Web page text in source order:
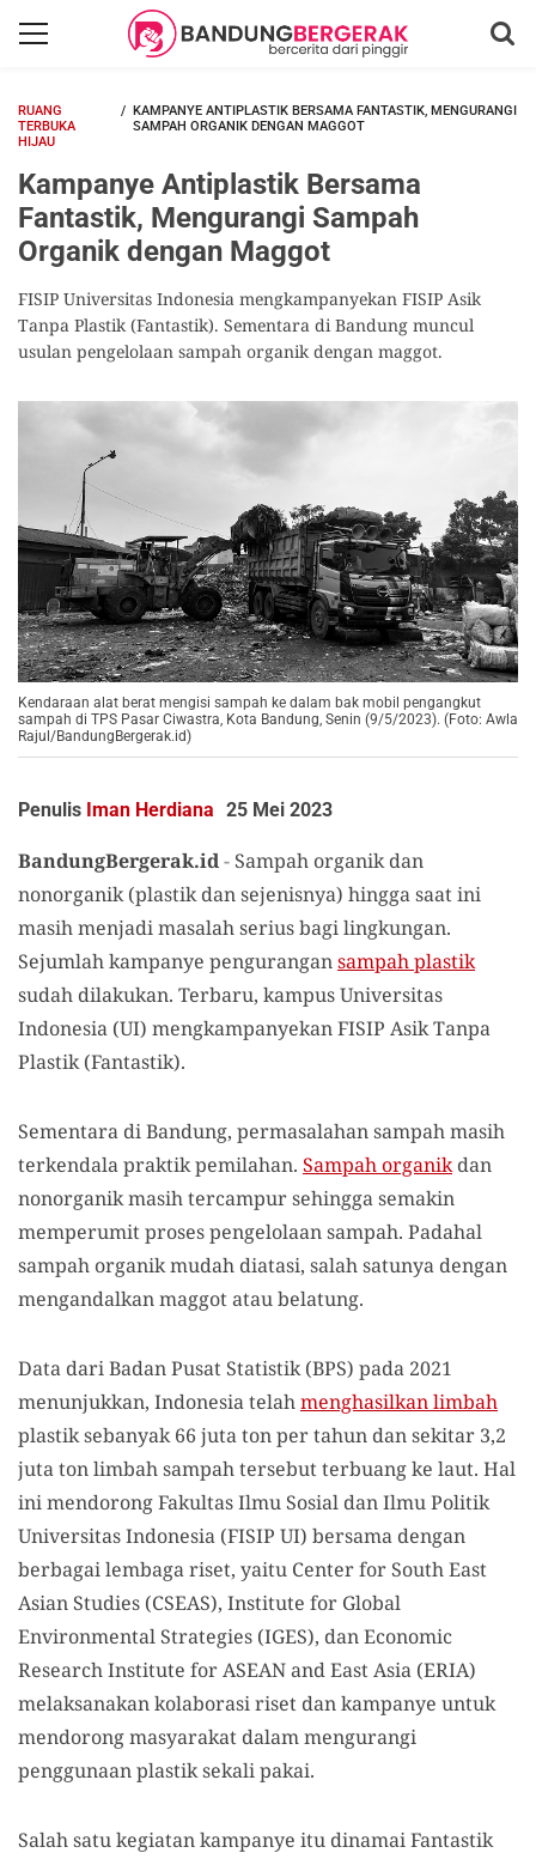
RUANG
TERBUKA
HIJAU
KAMPANYE ANTIPLASTIK BERSAMA FANTASTIK, MENGURANGI
SAMPAH ORGANIK DENGAN MAGGOT
Kampanye Antiplastik Bersama
Fantastik, Mengurangi Sampah
Organik dengan Maggot
FISIP Universitas Indonesia mengkampanyekan FISIP Asik
Tanpa Plastik (Fantastik). Sementara di Bandung muncul
usulan pengelolaan sampah organik dengan maggot.
Kendaraan alat berat mengisi sampah ke dalam bak mobil pengangkut
sampah di TPS Pasar Ciwastra, Kota Bandung, Senin (9/5/2023). (Foto: Awla
Rajul/BandungBergerak.id)
Penulis Iman Herdiana 25 Mei 2023
BandungBergerak.id- Sampah organik dan
nonorganik (plastik dan sejenisnya) hingga saat ini
masih menjadi masalah serius bagi lingkungan.
Sejumlah kampanye pengurangansampah plastik
sudah dilakukan. Terbaru, kampus Universitas
Indonesia (UI) mengkampanyekan FISIP Asik Tanpa
Plastik (Fantastik).
Sementara di Bandung, permasalahan sampah masih
terkendala praktik pemilahan. Sampah organikdan
nonorganik masih tercampur sehingga semakin
memperumit proses pengelolaan sampah. Padahal
sampah organik mudah diatasi, salah satunya dengan
mengandalkan maggot atau belatung.
Data dari Badan Pusat Statistik (BPS) pada 2021
menunjukkan, Indonesia telahmenghasilkan limbah
plastik sebanyak 66 juta ton per tahun dan sekitar 3,2
juta ton limbah sampah tersebut terbuang ke laut. Hal
ini mendorong Fakultas Ilmu Sosial dan Ilmu Politik
Universitas Indonesia (FISIP UI) bersama dengan
berbagai lembaga riset, yaitu Center for South East
Asian Studies (CSEAS), Institute for Global
Environmental Strategies (IGES), dan Economic
Research Institute for ASEAN and East Asia (ERIA)
melaksanakan kolaborasi riset dan kampanye untuk
mendorong masyarakat dalam mengurangi
penggunaan plastik sekali pakai.
Salah satu kegiatan kampanye itu dinamai Fantastik